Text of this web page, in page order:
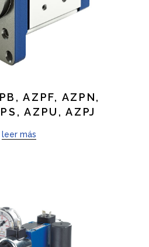
AZPF, AZPN,
AZPU, AZPJ
leer más